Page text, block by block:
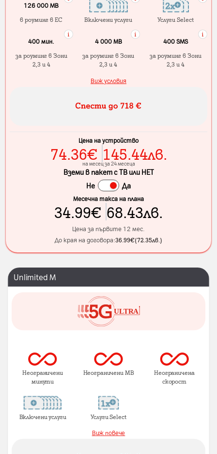
126 000 MB
в роуминг в ЕС
Включени услуги Услуги Select
400 мин.
за роуминг в Зони
2,3 и 4
4 000 МB
за роуминг в Зони
2,3 и 4
400 SMS
за роуминг в Зони
2,3 и 4
Виж условия
Цена на устройство
74.36€ 145.44лв.
на месец за 24 месеца
Вземи в пакет с ТВ или НЕТ
Не
Да
Месечна такса на плана
34.99€ 68.43лв.
Цена за първите 12 мес.
До края на договора:36.99€(72.35лв. )
Unlimited M
Неограничени
минути
Неограничени MB Неограничена
скорост
Включени услуги Услуги Select
Виж повече